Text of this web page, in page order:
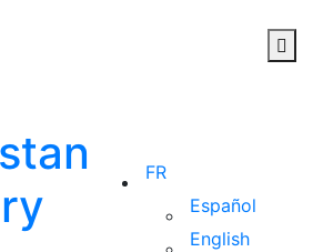
FR
Español
English